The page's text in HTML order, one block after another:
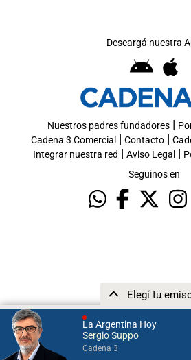
La Argentina Hoy
Sergio Suppo
Cadena 3
Elegí tu
Descargá nuestra
Nuestros padres fundadores|
Cadena 3 Comercial | Contacto|
Integrar nuestra red | Aviso Legal |
Seguinos en